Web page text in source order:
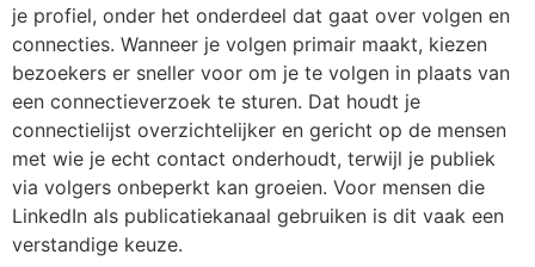
je profiel, onder het onderdeel dat gaat over volgen en
connecties. Wanneer je volgen primair maakt, kiezen
bezoekers er sneller voor om je te volgen in plaats van
een connectieverzoek te sturen. Dat houdt je
connectielijst overzichtelijker en gericht op de mensen
met wie je echt contact onderhoudt, terwijl je publiek
via volgers onbeperkt kan groeien. Voor mensen die
LinkedIn als publicatiekanaal gebruiken is dit vaak een
verstandige keuze.